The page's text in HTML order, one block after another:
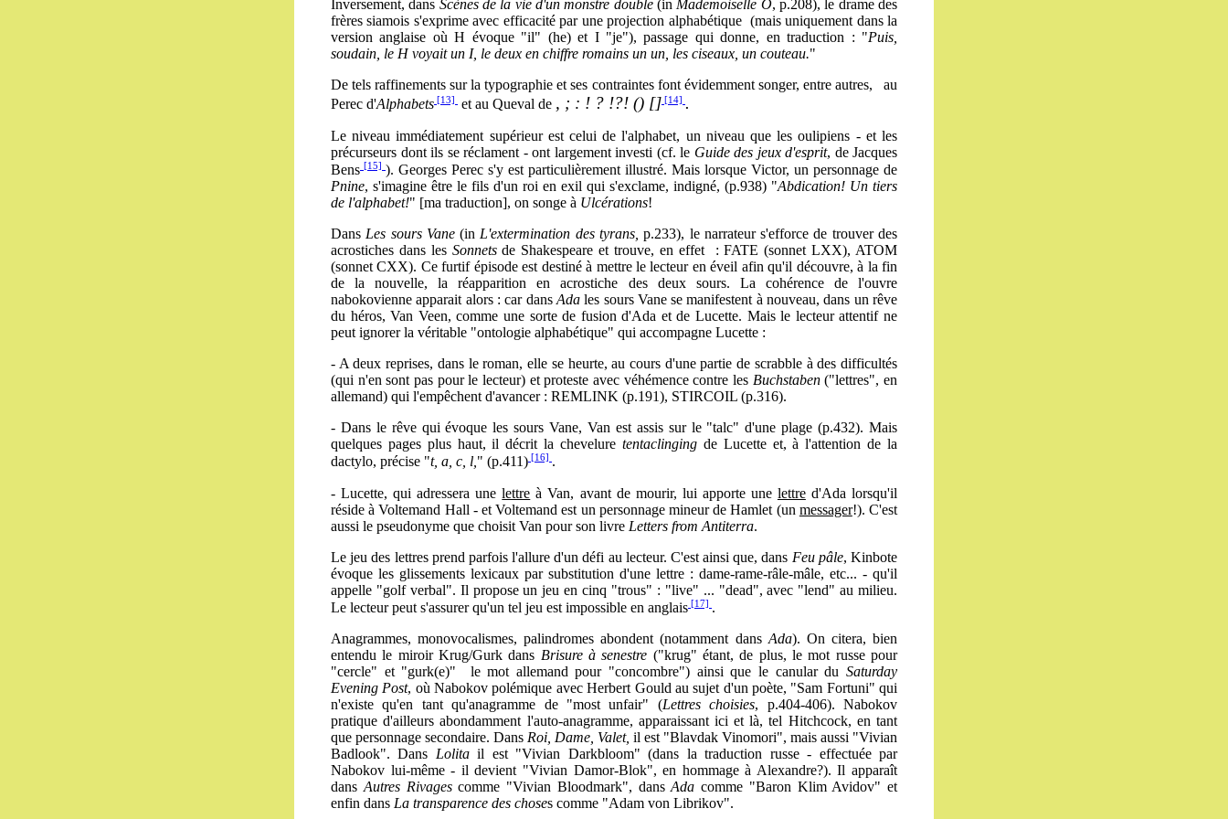
Inversement, dans Scènes de la vie d'un monstre double(in Mademoiselle O, p.208), le drame des
frères siamois s'exprime avec efficacité par une projection alphabétique (mais uniquement dans la
version anglaise où H évoque "il" (he) et I "je"), passage qui donne, en traduction : "Puis,
soudain, le H voyait un I, le deux en chiffre romains un un, les ciseaux, un couteau."
De tels raffinements sur la typographie et ses contraintes font évidemment songer, entre autres, au
Perec d'Alphabets [13] et au Queval de , ; : ! ? !?! () [] [14] .
Le niveau immédiatement supérieur est celui de l'alphabet, un niveau que les oulipiens - et les
précurseurs dont ils se réclament - ont largement investi (cf. le Guide des jeux d'esprit, de Jacques
Bens [15] ). Georges Perec s'y est particulièrement illustré. Mais lorsque Victor, un personnage de
Pnine, s'imagine être le fils d'un roi en exil qui s'exclame, indigné, (p.938) "Abdication! Un tiers
de l'alphabet!" [ma traduction], on songe à Ulcérations!
Dans Les sours Vane(in L'extermination des tyrans, p.233), le narrateur s'efforce de trouver des
acrostiches dans lesSonnetsde Shakespeare et trouve, en effet :FATE (sonnet LXX), ATOM
(sonnet CXX). Ce furtif épisode est destiné à mettre le lecteur en éveil afin qu'il découvre, à la fin
de la nouvelle, la réapparition en acrostiche des deux sours. La cohérence de l'ouvre
nabokovienne apparait alors : car dans Adales sours Vane se manifestent à nouveau, dans un rêve
du héros, Van Veen, comme une sorte de fusion d'Ada et de Lucette. Mais le lecteur attentif ne
peut ignorer la véritable "ontologie alphabétique" qui accompagne Lucette :
- A deux reprises, dans le roman, elle se heurte, au cours d'une partie de scrabble à des difficultés
(qui n'en sont pas pour le lecteur) et proteste avec véhémence contre les Buchstaben("lettres", en
allemand) qui l'empêchent d'avancer : REMLINK (p.191), STIRCOIL (p.316).
- Dans le rêve qui évoque les sours Vane, Van est assis sur le "talc" d'une plage (p.432). Mais
quelques pages plus haut, il décrit la chevelure tentaclingingde Lucette et, à l'attention de la
dactylo, précise "t, a, c, l," (p.411) [16] .
- Lucette, qui adressera unelettre à Van, avant de mourir, lui apporte une lettred'Ada lorsqu'il
réside à Voltemand Hall - et Voltemand est un personnage mineur de Hamlet (un messager!). C'est
aussi le pseudonyme que choisit Van pour son livre Letters from Antiterra.
Le jeu des lettres prend parfois l'allure d'un défi au lecteur. C'est ainsi que, dans Feu pâle, Kinbote
évoque les glissements lexicaux par substitution d'une lettre : dame-rame-râle-mâle, etc... - qu'il
appelle "golf verbal". Il propose un jeu en cinq "trous" : "live" ... "dead", avec "lend" au milieu.
Le lecteur peut s'assurer qu'un tel jeu est impossible en anglais [17] .
Anagrammes, monovocalismes, palindromes abondent (notamment dans Ada). On citera, bien
entendu le miroir Krug/Gurk dans Brisure à senestre ("krug" étant, de plus, le mot russe pour
"cercle" et "gurk(e)" le mot allemand pour "concombre") ainsi que le canular du Saturday
Evening Post, où Nabokov polémique avec Herbert Gould au sujet d'un poète, "Sam Fortuni" qui
n'existe qu'en tant qu'anagramme de "most unfair" (Lettres choisies, p.404-406). Nabokov
pratique d'ailleurs abondamment l'auto-anagramme, apparaissant ici et là, tel Hitchcock, en tant
que personnage secondaire. Dans Roi, Dame, Valet, il est "Blavdak Vinomori", mais aussi "Vivian
Badlook". Dans Lolitail est "Vivian Darkbloom" (dans la traduction russe - effectuée par
Nabokov lui-même - il devient "Vivian Damor-Blok", en hommage à Alexandre?). Il apparaît
dans Autres Rivagescomme "Vivian Bloodmark", dansAda comme "Baron Klim Avidov" et
enfin dans La transparence des choses comme "Adam von Librikov".